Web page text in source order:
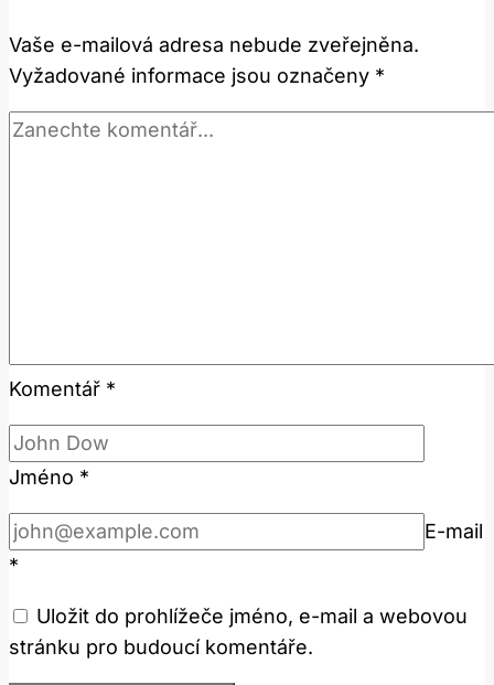
Tímto
Způsobem?
Vaše e-mailová adresa nebude zveřejněna.
Vyžadované informace jsou označeny *
Komentář *
Jméno *
E-mail
*
Uložit do prohlížeče jméno, e-mail a webovou
stránku pro budoucí komentáře.